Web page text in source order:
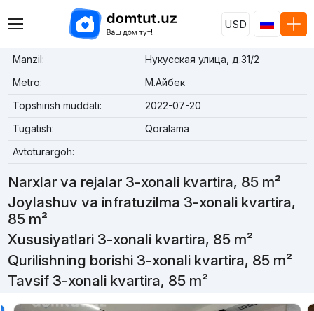
USD
Manzil:
Нукусская улица, д.31/2
Metro:
М.Айбек
Topshirish muddati:
2022-07-20
Tugatish:
Qoralama
Avtoturargoh:
Narxlar va rejalar 3-xonali kvartira, 85 m²
Joylashuv va infratuzilma 3-xonali kvartira,
85 m²
Xususiyatlari 3-xonali kvartira, 85 m²
Qurilishning borishi 3-xonali kvartira, 85 m²
Tavsif 3-xonali kvartira, 85 m²